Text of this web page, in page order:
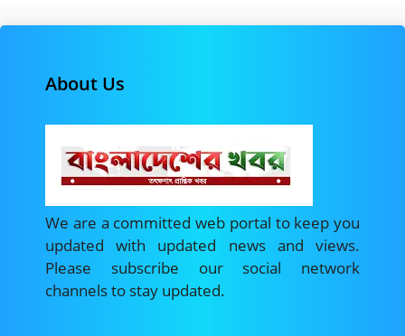
About Us
We are a committed web portal to keep you
updated with updated news and views.
Please subscribe our social network
channels to stay updated.